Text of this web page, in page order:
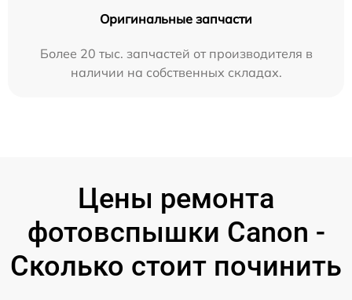
Оригинальные запчасти
Более 20 тыс. запчастей от производителя в
наличии на собственных складах.
Цены ремонта
фотовспышки Canon -
Сколько стоит починить